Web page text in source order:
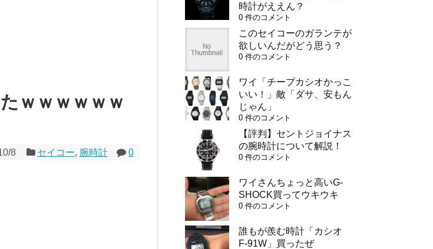
ｗｗｗｗｗｗ
8 セイコー, 腕時計 0
時計がええん？
0 件のコメント
このセイコーのガランテが
欲しいんだがどう思う？
0 件のコメント
ワイ「チープカシオかっこ
いい！」敵「ダサ、安もん
じゃん」
0 件のコメント
【評判】セントジョイナス
の腕時計について解説！
0 件のコメント
ワイさんちょっと高いG-
SHOCK買ってウキウキ
0 件のコメント
誰もが羨む時計「カシオ
F-91W」買ったぜ